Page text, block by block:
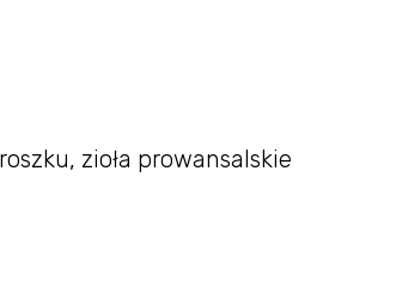
zioła prowansalskie